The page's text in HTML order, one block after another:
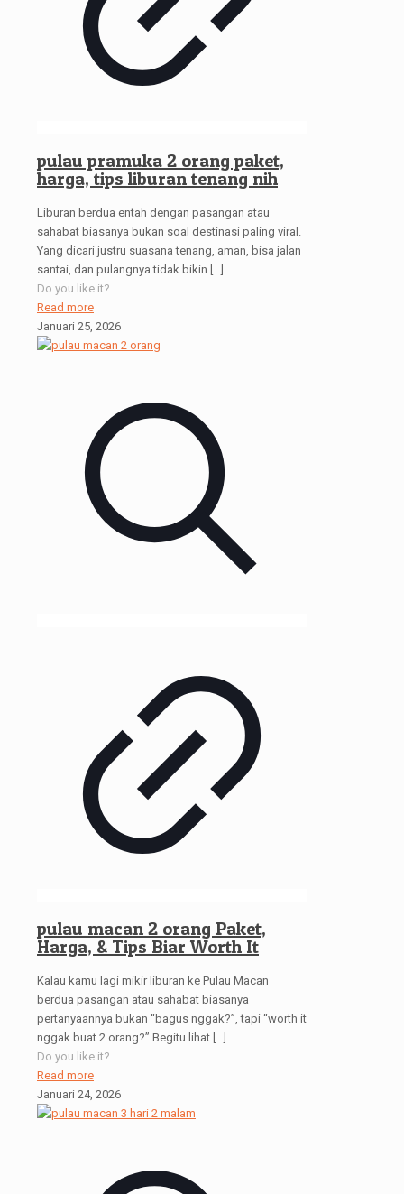
pulau pramuka 2 orang paket,
harga, tips liburan tenang nih
Liburan berdua entah dengan pasangan atau
sahabat biasanya bukan soal destinasi paling viral.
Yang dicari justru suasana tenang, aman, bisa jalan
santai, dan pulangnya tidak bikin
Do you like it?
Read more
Januari 25, 2026
pulau macan 2 orang Paket,
Harga, & Tips Biar Worth It
Kalau kamu lagi mikir liburan ke Pulau Macan
berdua pasangan atau sahabat biasanya
pertanyaannya bukan “bagus nggak?”, tapi “worth it
nggak buat 2 orang?” Begitu lihat […]
Do you like it?
Read more
Januari 24, 2026